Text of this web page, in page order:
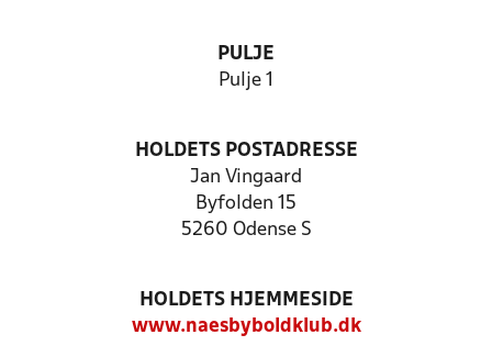
PULJE
Pulje 1
HOLDETS POSTADRESSE
Jan Vingaard
Byfolden 15
5260 Odense S
HOLDETS HJEMMESIDE
www.naesbyboldklub.dk